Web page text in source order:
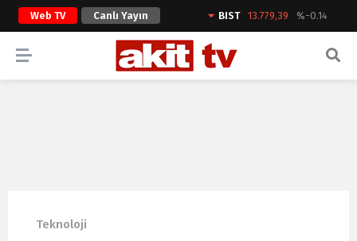
Web TV Canlı Yayın BIST 13.779,39 %-0.14
ARAMA YAP
Teknoloji